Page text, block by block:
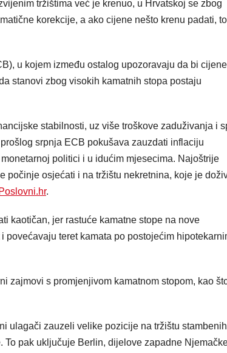
tržištima već je krenuo, u Hrvatskoj se zbog
korekcije, a ako cijene nešto krenu padati,
u kojem između ostalog upozoravaju da bi cijene
stanovi zbog visokih kamatnih stopa postaju
stabilnosti, uz više troškove zaduživanja i
srpnja ECB pokušava zauzdati inflaciju
politici i u idućim mjesecima. Najoštrije
počinje osjećati i na tržištu nekretnina, koje je
Poslovni.hr.
kaotičan, jer rastuće kamatne stope na nove
teret kamata po postojećim
zajmovi s promjenjivom kamatnom stopom, kao
ulagači zauzeli velike pozicije na tržištu stambenih
pak uključuje Berlin, dijelove zapadne